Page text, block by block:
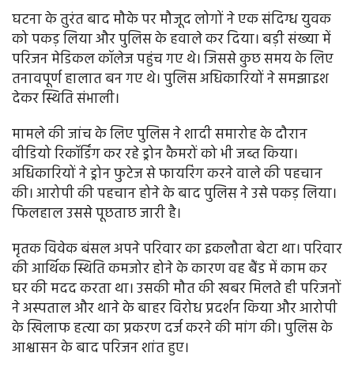
घटना के तुरंत बाद मौके पर मौजूद लोगों ने एक संदिग्ध युवक
को पकड़ लिया और पुलिस के हवाले कर दिया। बड़ी संख्या में
परिजन मेडिकल कॉलेज पहुंच गए थे। जिससे कुछ समय के लिए
तनावपूर्ण हालात बन गए थे। पुलिस अधिकारियों ने समझाइश
देकर स्थिति संभाली।
मामले की जांच के लिए पुलिस ने शादी समारोह के दौरान
वीडियो रिकॉर्डिंग कर रहे ड्रोन कैमरों को भी जब्त किया।
अधिकारियों ने ड्रोन फुटेज से फायरिंग करने वाले की पहचान
की। आरोपी की पहचान होने के बाद पुलिस ने उसे पकड़ लिया।
फिलहाल उससे पूछताछ जारी है।
मृतक विवेक बंसल अपने परिवार का इकलौता बेटा था। परिवार
की आर्थिक स्थिति कमजोर होने के कारण वह बैंड में काम कर
घर की मदद करता था। उसकी मौत की खबर मिलते ही परिजनों
ने अस्पताल और थाने के बाहर विरोध प्रदर्शन किया और आरोपी
के खिलाफ हत्या का प्रकरण दर्ज करने की मांग की। पुलिस के
आश्वासन के बाद परिजन शांत हुए।